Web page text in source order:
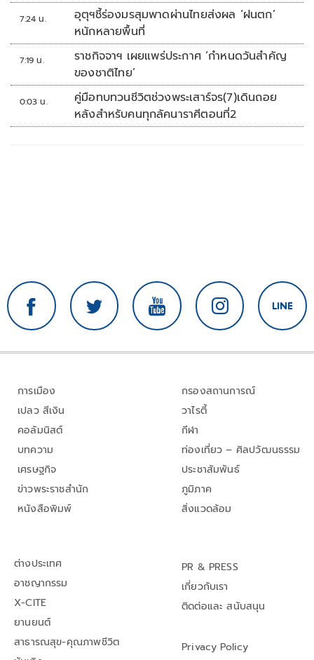
7:24 น.
อุตุฯชี้ร่องมรสุมพาดผ่านไทยส่งผล ‘ฝนตก’
หนักหลายพื้นที่
7:19 น.
ราชกิจจาฯ เผยแพร่ประกาศ ‘กำหนดวันสำคัญ
ของชาติไทย’
0:03 น.
คู่มือทบทวนชีวิตช่วงพระเสาร์จร(7)เดินถอย
หลังสำหรับคนทุกลัคนาราศีตอนที่2
การเมือง
เปลว สีเงิน
คอลัมนิสต์
บทความ
เศรษฐกิจ
ข่าวพระราชสำนัก
หนังสือพิมพ์
กรองสถานการณ์
วาไรตี้
กีฬา
ท่องเที่ยว – ศิลปวัฒนธรรม
ประชาสัมพันธ์
ภูมิภาค
สิ่งแวดล้อม
ต่างประเทศ
อาชญากรรม
X-CITE
ยานยนต์
สาธารณสุข-คุณภาพชีวิต
PR & PRESS
เกี่ยวกับเรา
ติดต่อและ สนับสนุน
Privacy Policy